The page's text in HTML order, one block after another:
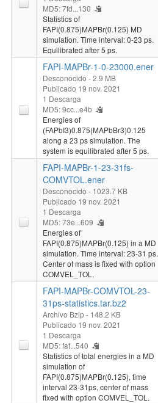
MD5: 7fd...130
Statistics of
FAPI(0.875)MAPBr(0.125) MD
simulation. Time interval: 0-23 ps.
Equilibrated after 5 ps.
FAPI-MAPBr-1-0-23000.ener
Desconocido - 2.9 MB
Publicado 19 nov. 2021
1 Descarga
MD5: 9cc...e4b
Energies of
(FAPbI3)0.875(MAPbBr3)0.125
along a 23 ps simulation. The
system is equilibrated after 5 ps.
FAPI-MAPBr-1-23-31fs-
COMVTOL.ener
Desconocido - 1023.7 KB
Publicado 19 nov. 2021
1 Descarga
MD5: 73e...609
Energies of
FAPI(0.875)MAPBr(0.125) in a MD
simulation. Time interval: 23-31 ps.
Center of mass is fixed with option
COMVEL_TOL.
FAPI-MAPBr-COMVTOL-23-
31ps-statistics.tar.bz2
Archivo Bzip- 148.2 KB
Publicado 19 nov. 2021
1 Descarga
MD5: faf...540
Statistics of total energies in a MD
simulation of
FAPI(0.875)MAPBr(0.125), time
interval 23-31ps, center of mass
fixed with option COMVEL_TOL.